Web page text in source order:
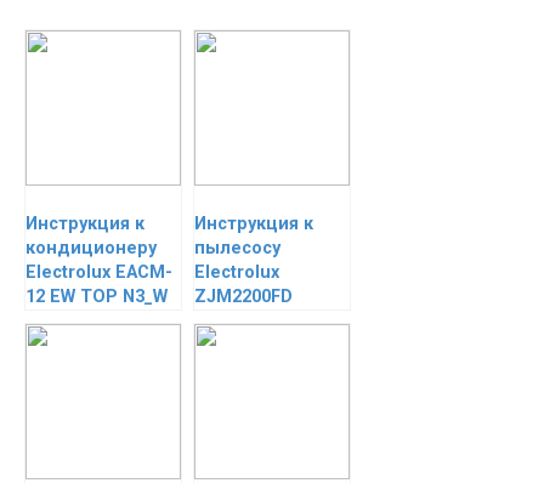
Инструкция к
кондиционеру
Electrolux EACM-
12 EW TOP N3_W
Инструкция к
пылесосу
Electrolux
ZJM2200FD